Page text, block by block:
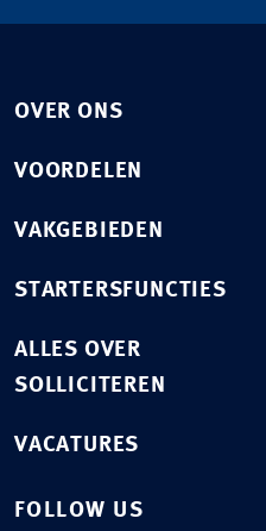
OVER ONS
VOORDELEN
VAKGEBIEDEN
STARTERSFUNCTIES
ALLES OVER
SOLLICITEREN
VACATURES
FOLLOW US